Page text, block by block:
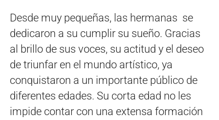
Desde muy pequeñas, las hermanas se
dedicaron a su cumplir su sueño. Gracias
al brillo de sus voces, su actitud y el deseo
de triunfar en el mundo artístico, ya
conquistaron a un importante público de
diferentes edades. Su corta edad no les
impide contar con una extensa formación